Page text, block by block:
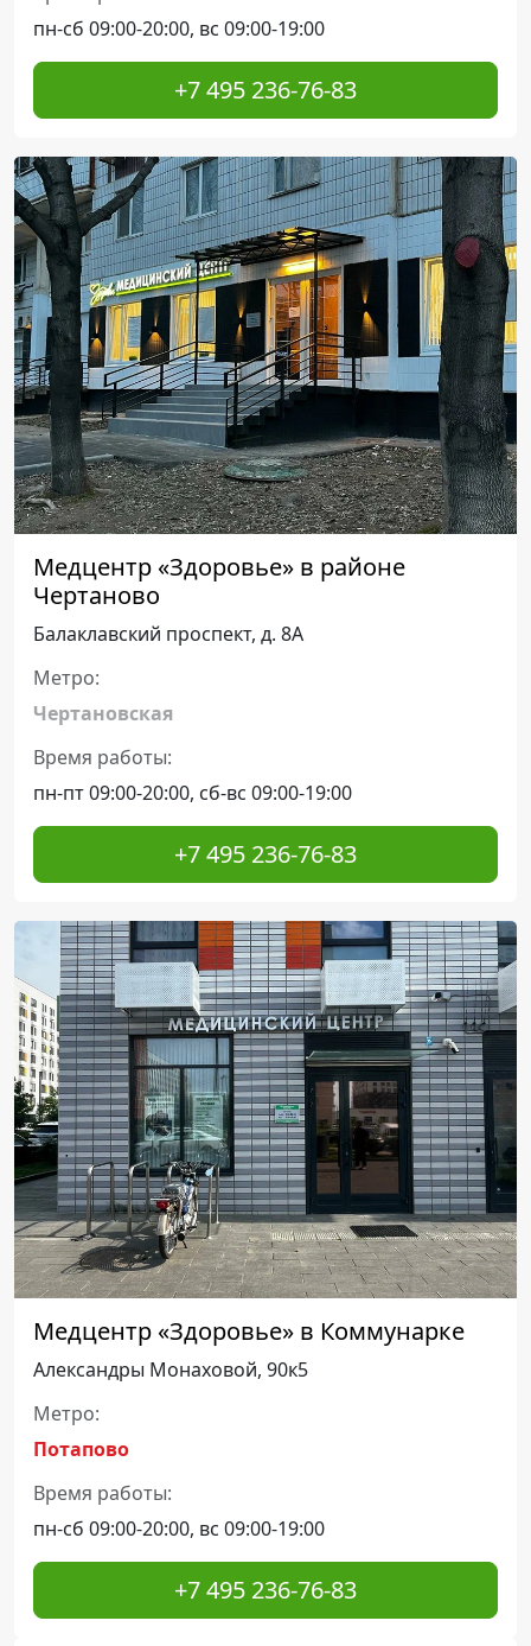
пн-сб 09:00-20:00, вс 09:00-19:00
+7 495 236-76-83
Медцентр «Здоровье» в районе
Чертаново
Балаклавский проспект, д. 8А
Метро:
Чертановская
Время работы:
пн-пт 09:00-20:00, сб-вс 09:00-19:00
+7 495 236-76-83
Медцентр «Здоровье» в Коммунарке
Александры Монаховой, 90к5
Метро:
Потапово
Время работы:
пн-сб 09:00-20:00, вс 09:00-19:00
+7 495 236-76-83